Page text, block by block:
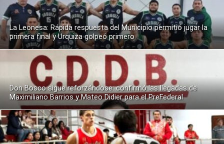
La Leonesa: Rápida respuesta del Municipio permitió jugar la
primera final y Urquiza golpeó primero
Don Bosco sigue reforzándose: confirmó las llegadas de
Maximiliano Barrios y Mateo Didier para el PreFederal